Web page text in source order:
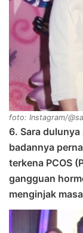
foto: Instagram/
6. Sara
badannya
terkena PCOS
gangguan
menginjak